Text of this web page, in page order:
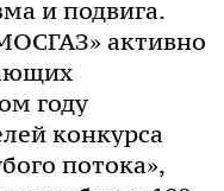
и подвига.
активно
году
конкурса
потока»,